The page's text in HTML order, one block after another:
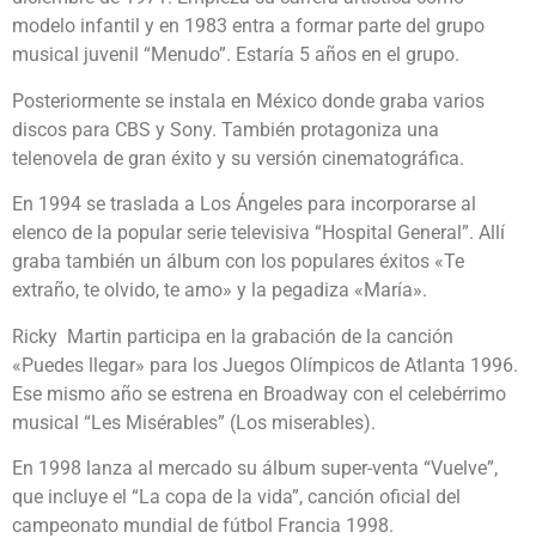
modelo infantil y en 1983 entra a formar parte del grupo
musical juvenil “Menudo”. Estaría 5 años en el grupo.
Posteriormente se instala en México donde graba varios
discos para CBS y Sony. También protagoniza una
telenovela de gran éxito y su versión cinematográfica.
En 1994 se traslada a Los Ángeles para incorporarse al
elenco de la popular serie televisiva “Hospital General”. Allí
graba también un álbum con los populares éxitos «Te
extraño, te olvido, te amo» y la pegadiza «María».
Ricky Martin participa en la grabación de la canción
«Puedes llegar» para los Juegos Olímpicos de Atlanta 1996.
Ese mismo año se estrena en Broadway con el celebérrimo
musical “Les Misérables” (Los miserables).
En 1998 lanza al mercado su álbum super-venta “Vuelve”,
que incluye el “La copa de la vida”, canción oficial del
campeonato mundial de fútbol Francia 1998.